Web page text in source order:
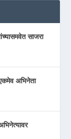
साजरा
एकमेव अभिनेता